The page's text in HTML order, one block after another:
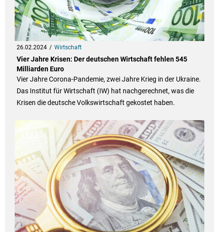
26.02.2024 Wirtschaft
Vier Jahre Krisen: Der deutschen Wirtschaft fehlen 545
Milliarden Euro
Vier Jahre Corona-Pandemie, zwei Jahre Krieg in der Ukraine.
Das Institut für Wirtschaft (IW) hat nachgerechnet, was die
Krisen die deutsche Volkswirtschaft gekostet haben.